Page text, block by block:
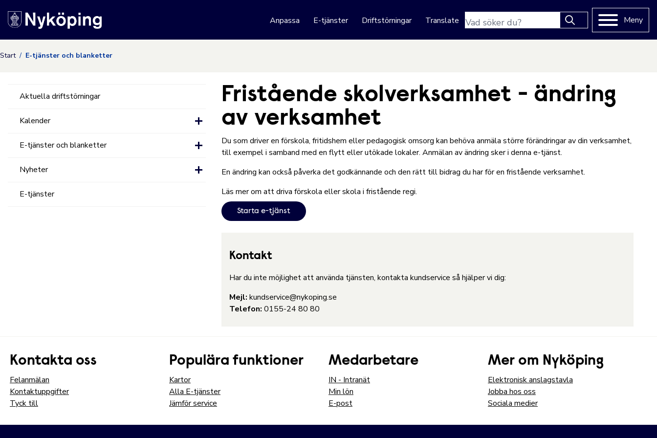
Nyköpings kommuns webbplats
Anpassa E-tjänster Driftstörningar Translate
Sökfras
Meny
Start E-tjänster och blanketter
Fristående skolverksamhet - ändring
av verksamhet
Du som driver en förskola, fritidshem eller pedagogisk omsorg kan behöva anmäla större förändringar av din verksamhet,
till exempel i samband med en flytt eller utökade lokaler. Anmälan av ändring sker i denna e-tjänst.
En ändring kan också påverka det godkännande och den rätt till bidrag du har för en fristående verksamhet.
Läs mer omatt driva förskola eller skola i fristående regi.
Starta e-tjänst
Kontakt
Har du inte möjlighet att använda tjänsten, kontakta kundservice så hjälper vi dig:
Mejl: kundservice@nykoping.se
Telefon: 0155-24 80 80
Aktuella driftstörningar
Kalender
E-tjänster och blanketter
Nyheter
E-tjänster
Kontakta oss
Felanmälan
Kontaktuppgifter
Tyck till
Populära funktioner
Kartor
Alla E-tjänster
Jämför service
Medarbetare
IN - Intranät
Min lön
E-post
Mer om Nyköping
Elektronisk anslagstavla
Jobba hos oss
Sociala medier